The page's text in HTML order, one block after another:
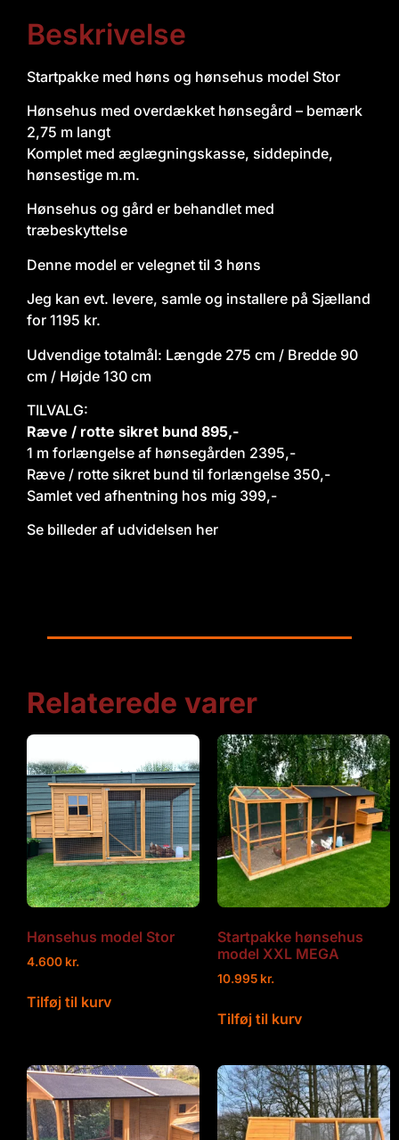
Beskrivelse
Startpakke med høns og hønsehus model Stor
Hønsehus med overdækket hønsegård – bemærk
2,75 m langt
Komplet med æglægningskasse, siddepinde,
hønsestige m.m.
Hønsehus og gård er behandlet med
træbeskyttelse
Denne model er velegnet til 3 høns
Jeg kan evt. levere, samle og installere på Sjælland
for 1195 kr.
Udvendige totalmål: Længde 275 cm / Bredde 90
cm / Højde 130 cm
TILVALG:
Ræve / rotte sikret bund 895,-
1 m forlængelse af hønsegården 2395,-
Ræve / rotte sikret bund til forlængelse 350,-
Samlet ved afhentning hos mig 399,-
Se billeder af udvidelsen her
Relaterede varer
Hønsehus model Stor
4.600 kr.
Tilføj til kurv
Startpakke hønsehus
model XXL MEGA
10.995 kr.
Tilføj til kurv